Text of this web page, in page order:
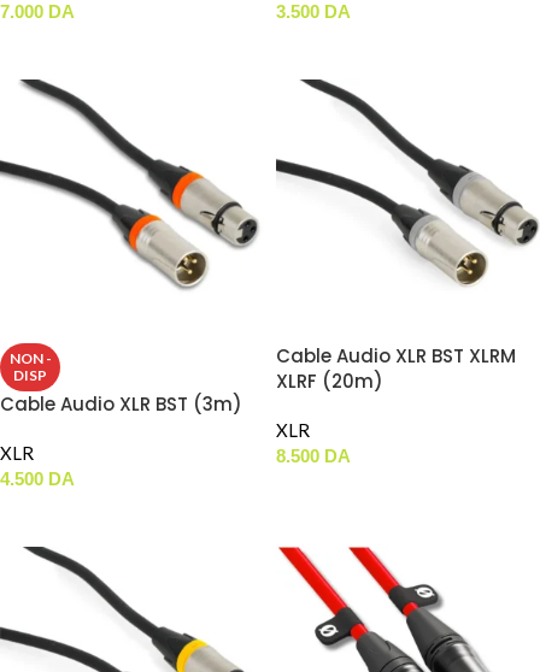
7.000 DA 3.500 DA
NON -
DISP
Cable Audio XLR BST (3m)
XLR
4.500 DA
Cable Audio XLR BST XLRM
XLRF (20m)
XLR
8.500 DA